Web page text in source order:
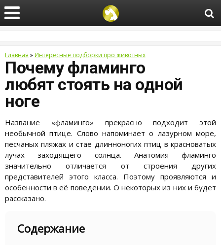
Главная »Интересные подборки про животных
Почему фламинго
любят стоять на одной
ноге
Название «фламинго» прекрасно подходит этой
необычной птице. Слово напоминает о лазурном море,
песчаных пляжах и стае длинноногих птиц в красноватых
лучах заходящего солнца. Анатомия фламинго
значительно отличается от строения других
представителей этого класса. Поэтому проявляются и
особенности в её поведении. О некоторых из них и будет
рассказано.
Содержание